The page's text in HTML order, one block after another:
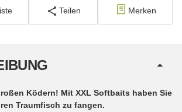
Teilen Merken
Ködern! Mit XXL Softbaits haben Sie
Traumfisch zu fangen.